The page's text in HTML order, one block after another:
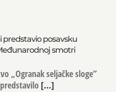
predstavio posavsku
smotri
„Ogranak seljačke sloge”
[...]